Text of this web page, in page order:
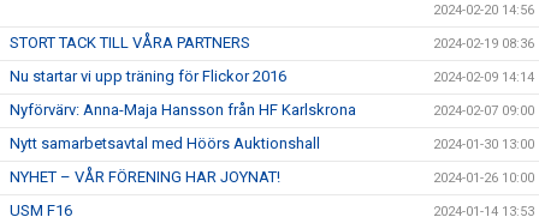
2024-02-20 14:56
STORT TACK TILL VÅRA PARTNERS 2024-02-19 08:36
Nu startar vi upp träning för Flickor 2016 2024-02-09 14:14
Nyförvärv: Anna-Maja Hansson från HF Karlskrona 2024-02-07 09:00
Nytt samarbetsavtal med Höörs Auktionshall 2024-01-30 13:00
NYHET – VÅR FÖRENING HAR JOYNAT! 2024-01-26 10:00
USM F16 2024-01-14 13:53